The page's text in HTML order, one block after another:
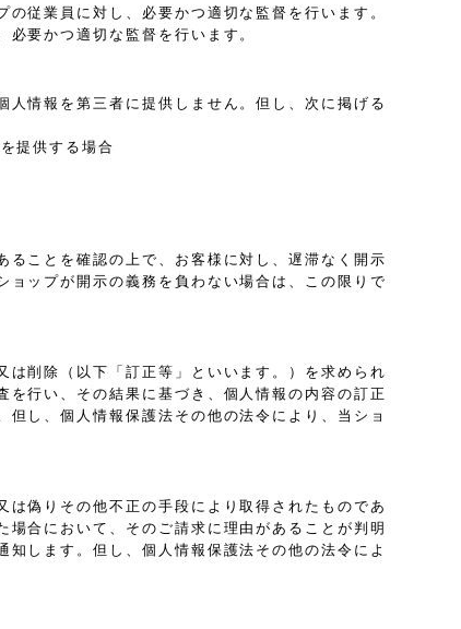
従業員に対し、必要かつ適切な監督を行います。
要かつ適切な監督を行います。
情報を第三者に提供しません。但し、次に掲げる
提供する場合
ことを確認の上で、お客様に対し、遅滞なく開示
ップが開示の義務を負わない場合は、この限りで
削除（以下「訂正等」といいます。）を求められ
行い、その結果に基づき、個人情報の内容の訂正
し、個人情報保護法その他の法令により、当ショ
偽りその他不正の手段により取得されたものであ
合において、そのご請求に理由があることが判明
します。但し、個人情報保護法その他の法令によ